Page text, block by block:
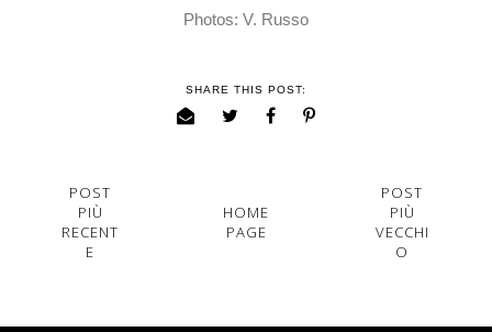
Photos: V. Russo
SHARE THIS POST:
POST
PIÙ
RECENT
E
HOME
PAGE
POST
PIÙ
VECCHI
O